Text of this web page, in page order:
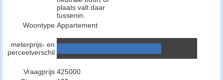
plaats valt daar
tussenin.
Woontype Appartement
meterprijs- en
perceelverschil
Vraagprijs 425000